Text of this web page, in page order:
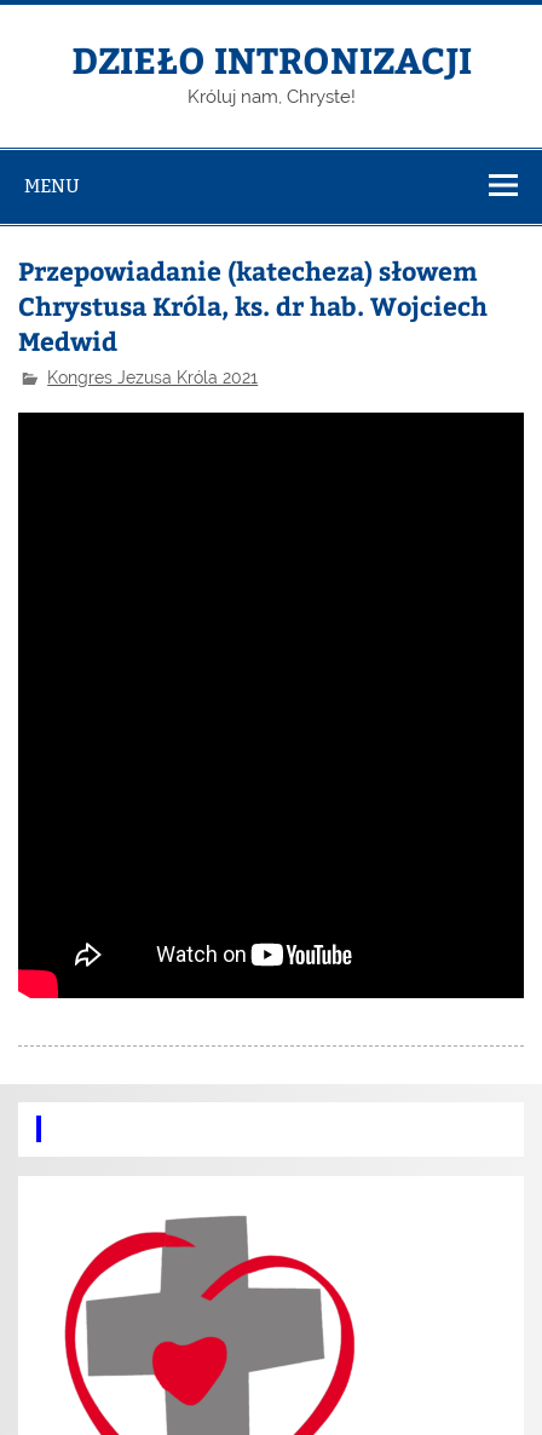
DZIEŁO INTRONIZACJI
Króluj nam, Chryste!
MENU
Przepowiadanie (katecheza) słowem
Chrystusa Króla, ks. dr hab. Wojciech
Medwid
Kongres Jezusa Króla 2021